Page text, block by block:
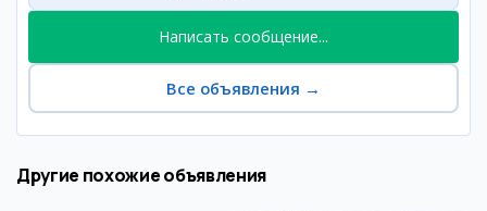
Написать сообщение...
Все объявления →
Другие похожие объявления